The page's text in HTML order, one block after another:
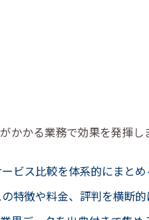
かる業務で効果を発揮し
ビス比較を体系的にまとめ
特徴や料金、評判を横断